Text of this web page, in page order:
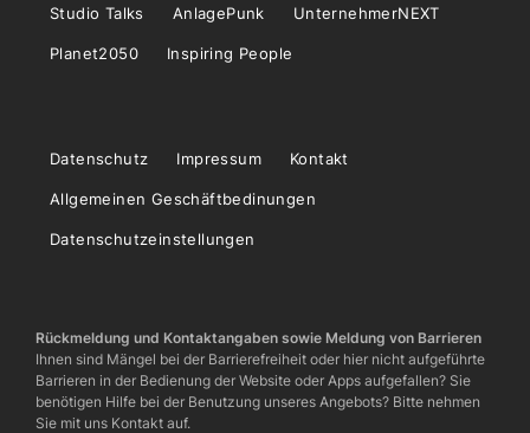
Studio Talks AnlagePunk UnternehmerNEXT
Planet2050 Inspiring People
Datenschutz Impressum Kontakt
Allgemeinen Geschäftbedinungen
Datenschutzeinstellungen
Rückmeldung und Kontaktangaben sowie Meldung von Barrieren
Ihnen sind Mängel bei der Barrierefreiheit oder hier nicht aufgeführte
Barrieren in der Bedienung der Website oder Apps aufgefallen? Sie
benötigen Hilfe bei der Benutzung unseres Angebots? Bitte nehmen
Sie mit uns Kontakt auf.